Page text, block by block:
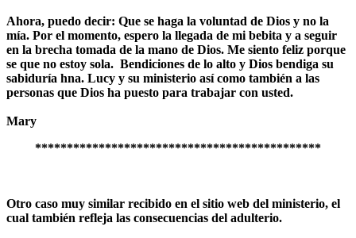
Ahora, puedo decir: Que se haga la voluntad de Dios y no la
mía. Por el momento, espero la llegada de mi bebita y a seguir
en la brecha tomada de la mano de Dios. Me siento feliz porque
se que no estoy sola. Bendiciones de lo alto y Dios bendiga su
sabiduría hna. Lucy y su ministerio así como también a las
personas que Dios ha puesto para trabajar con usted.
Mary
*********************************************
Otro caso muy similar recibido en el sitio web del ministerio, el
cual también refleja las consecuencias del adulterio.